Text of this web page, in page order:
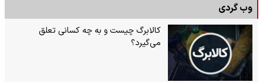
وب گردی
کالابرگ چیست و به چه کسانی تعلق
می‌گیرد؟